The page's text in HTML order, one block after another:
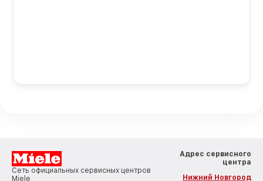
Сеть официальных сервисных центров
Miele
Адрес сервисного
центра
Нижний Новгород